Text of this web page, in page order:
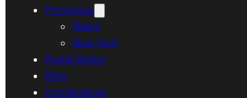
Proyectos
Miami
New York
Ruedi Sieber
Blog
Contáctanos